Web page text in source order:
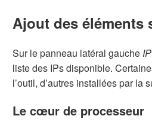
Ajout des éléments
Sur le panneau latéral gauche
liste des IPs disponible.
l’outil, d’autres installées par la
Le cœur de processeur